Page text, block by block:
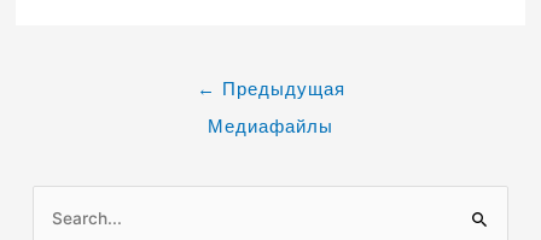
←
Предыдущая
Медиафайлы